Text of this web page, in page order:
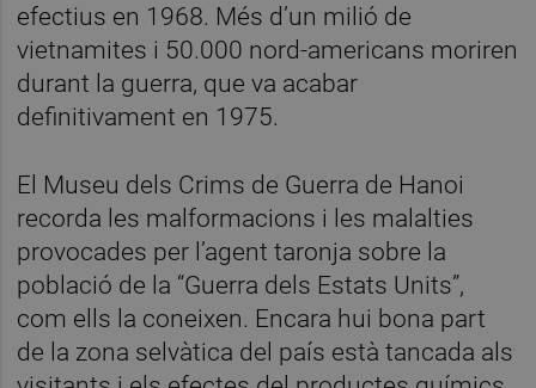
efectius en 1968. Més d’un milió de
vietnamites i 50.000 nord-americans moriren
durant la guerra, que va acabar
definitivament en 1975.
El Museu dels Crims de Guerra de Hanoi
recorda les malformacions i les malalties
provocades per l’agent taronja sobre la
població de la “Guerra dels Estats Units”,
com ells la coneixen. Encara hui bona part
de la zona selvàtica del país està tancada als